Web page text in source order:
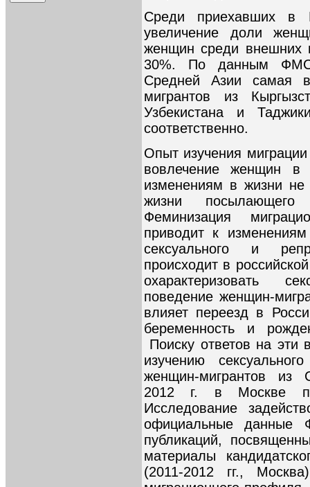
Среди приехавших в
увеличение доли
женщин среди внешних
30%. По данным
Средней Азии самая
мигрантов из
Узбекистана и
соответственно.
Опыт изучения миграции
вовлечение женщин в
изменениям в жизни
жизни
Феминизация
приводит к
сексуального и
происходит в
охарактеризовать
поведение женщин-
влияет переезд в
беременность и
Поиску ответов на
изучению
женщин-мигрантов из
2012 г. в Москве
Исследование
официальные данные
публикаций,
материалы
(2011-2012 гг.,